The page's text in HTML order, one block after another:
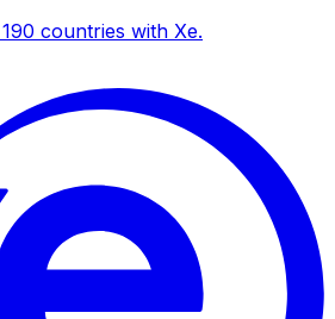
countries with Xe.